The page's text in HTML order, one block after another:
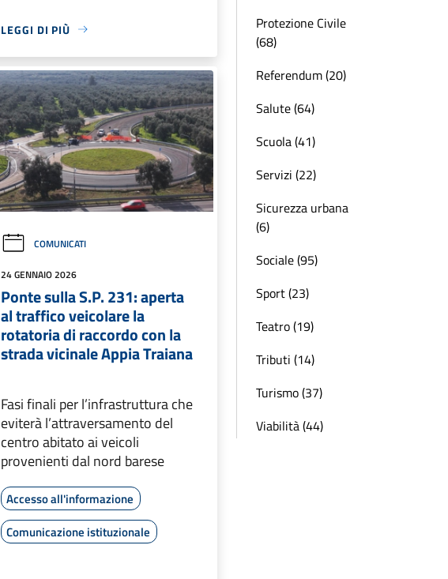
LEGGI DI PIÙ
COMUNICATI
24 GENNAIO 2026
Ponte sulla S.P. 231: aperta
al traffico veicolare la
rotatoria di raccordo con la
strada vicinale Appia Traiana
Fasi finali per l’infrastruttura che
eviterà l’attraversamento del
centro abitato ai veicoli
provenienti dal nord barese
Accesso all'informazione
Comunicazione istituzionale
Protezione Civile
(68)
Referendum (20)
Salute (64)
Scuola (41)
Servizi (22)
Sicurezza urbana
(6)
Sociale (95)
Sport (23)
Teatro (19)
Tributi (14)
Turismo (37)
Viabilità (44)